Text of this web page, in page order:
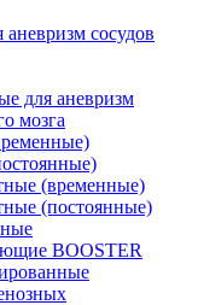
сосудов
для аневризм
мозга
(временные)
(постоянные)
BOOSTER